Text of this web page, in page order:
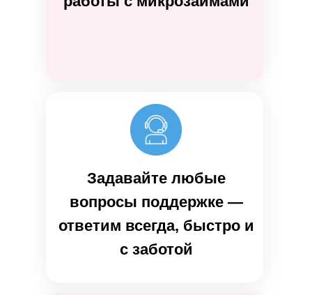
Задавайте любые
вопросы поддержке —
ответим всегда, быстро и
с заботой